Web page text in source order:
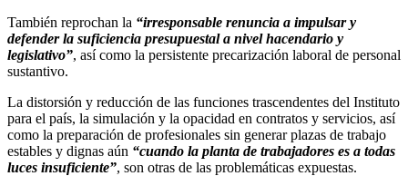
También reprochan la “irresponsable renuncia a impulsar y
defender la suficiencia presupuestal a nivel hacendario y
legislativo”, así como la persistente precarización laboral de personal
sustantivo.
La distorsión y reducción de las funciones trascendentes del Instituto
para el país, la simulación y la opacidad en contratos y servicios, así
como la preparación de profesionales sin generar plazas de trabajo
estables y dignas aún “cuando la planta de trabajadores es a todas
luces insuficiente”, son otras de las problemáticas expuestas.